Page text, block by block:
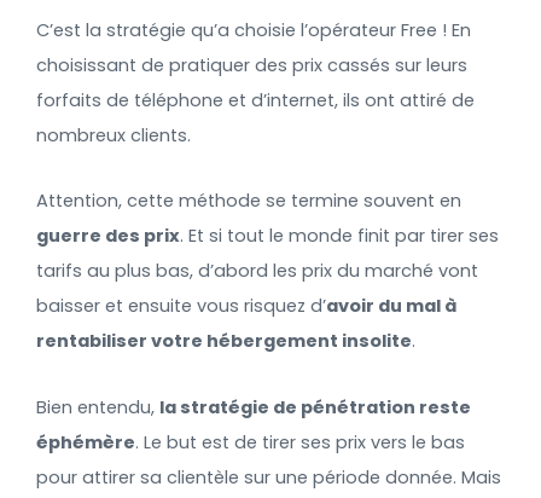
C’est la stratégie qu’a choisie l’opérateur Free ! En
choisissant de pratiquer des prix cassés sur leurs
forfaits de téléphone et d’internet, ils ont attiré de
nombreux clients.
Attention, cette méthode se termine souvent en
guerre des prix. Et si tout le monde finit par tirer ses
tarifs au plus bas, d’abord les prix du marché vont
baisser et ensuite vous risquez d’avoir du mal à
rentabiliser votre hébergement insolite.
Bien entendu, la stratégie de pénétration reste
éphémère. Le but est de tirer ses prix vers le bas
pour attirer sa clientèle sur une période donnée. Mais